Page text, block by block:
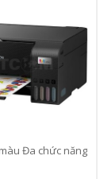
Đa chức năng